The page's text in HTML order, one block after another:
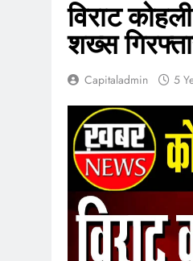
विराट
शख्स
Capitaladmin 5